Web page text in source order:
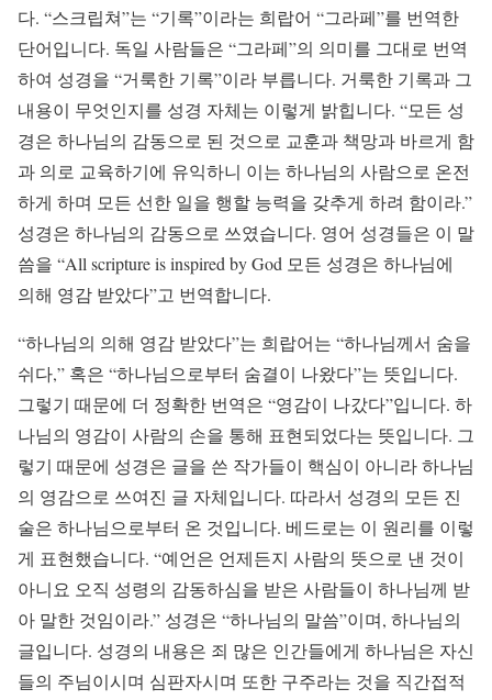
다. “스크립쳐”는 “기록”이라는 희랍어 “그라페”를 번역한
단어입니다. 독일 사람들은 “그라페”의 의미를 그대로 번역
하여 성경을 “거룩한 기록”이라 부릅니다. 거룩한 기록과 그
내용이 무엇인지를 성경 자체는 이렇게 밝힙니다. “모든 성
경은 하나님의 감동으로 된 것으로 교훈과 책망과 바르게 함
과 의로 교육하기에 유익하니 이는 하나님의 사람으로 온전
하게 하며 모든 선한 일을 행할 능력을 갖추게 하려 함이라.”
성경은 하나님의 감동으로 쓰였습니다. 영어 성경들은 이 말
씀을 “All scripture is inspired by God 모든 성경은 하나님에
의해 영감 받았다”고 번역합니다.
“하나님의 의해 영감 받았다”는 희랍어는 “하나님께서 숨을
쉬다,” 혹은 “하나님으로부터 숨결이 나왔다”는 뜻입니다.
그렇기 때문에 더 정확한 번역은 “영감이 나갔다”입니다. 하
나님의 영감이 사람의 손을 통해 표현되었다는 뜻입니다. 그
렇기 때문에 성경은 글을 쓴 작가들이 핵심이 아니라 하나님
의 영감으로 쓰여진 글 자체입니다. 따라서 성경의 모든 진
술은 하나님으로부터 온 것입니다. 베드로는 이 원리를 이렇
게 표현했습니다. “예언은 언제든지 사람의 뜻으로 낸 것이
아니요 오직 성령의 감동하심을 받은 사람들이 하나님께 받
아 말한 것임이라.” 성경은 “하나님의 말씀”이며, 하나님의
글입니다. 성경의 내용은 죄 많은 인간들에게 하나님은 자신
들의 주님이시며 심판자시며 또한 구주라는 것을 직간접적